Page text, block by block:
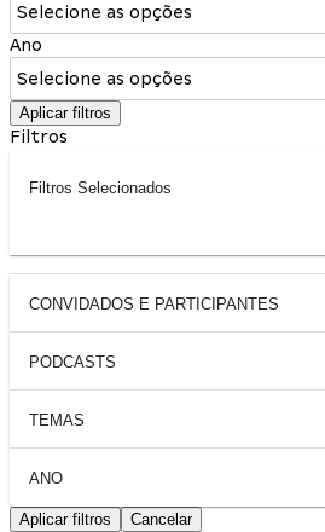
Selecione as opções
Ano
Selecione as opções
Aplicar filtros
Filtros
Filtros Selecionados
CONVIDADOS E PARTICIPANTES
PODCASTS
TEMAS
ANO
Aplicar filtros Cancelar